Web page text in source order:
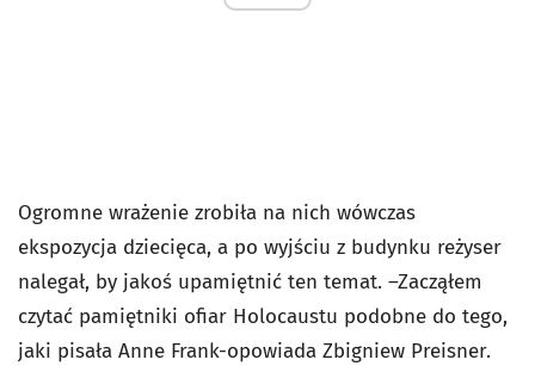
Ogromne wrażenie zrobiła na nich wówczas
ekspozycja dziecięca, a po wyjściu z budynku reżyser
nalegał, by jakoś upamiętnić ten temat. –Zacząłem
czytać pamiętniki ofiar Holocaustu podobne do tego,
jaki pisała Anne Frank-opowiada Zbigniew Preisner.